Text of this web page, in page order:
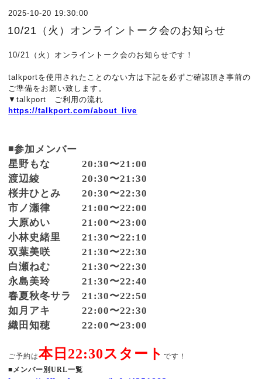
2025-10-20 19:30:00
10/21（火）オンライントーク会のお知らせ
10/21（火）オンライントーク会のお知らせです！
talkportを使用されたことのない方は下記を必ずご確認頂き事前の
ご準備をお願い致します。
▼talkport ご利用の流れ
https://talkport.com/about_live
◾️参加メンバー
星野もな 20:30〜21:00
渡辺綾 20:30〜21:30
桜井ひとみ 20:30〜22:30
市ノ瀬律 21:00〜22:00
大原めい 21:00〜23:00
小林史緒里 21:30〜22:10
双葉美咲 21:30〜22:30
白瀬ねむ 21:30〜22:30
永島美玲 21:30〜22:40
春夏秋冬サラ 21:30〜22:50
如月アキ 22:00〜22:30
織田知穂 22:00〜23:00
ご予約は本日22:30スタートです！
■メンバー別URL一覧